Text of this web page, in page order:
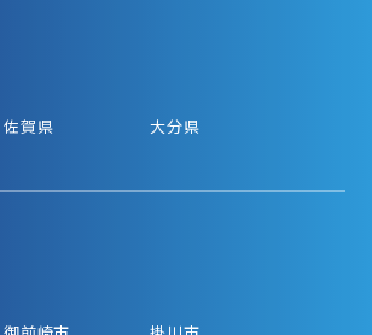
佐賀県 大分県